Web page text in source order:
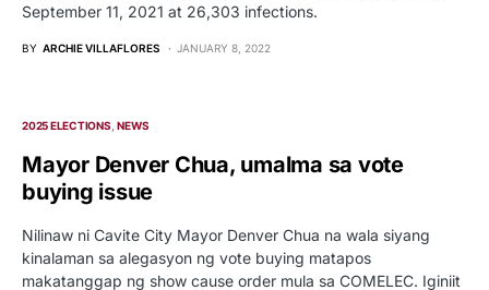
September 11, 2021 at 26,303 infections.
BY ARCHIE VILLAFLORES JANUARY 8, 2022
2025 ELECTIONS NEWS
Mayor Denver Chua, umalma sa vote
buying issue
Nilinaw ni Cavite City Mayor Denver Chua na wala siyang
kinalaman sa alegasyon ng vote buying matapos
makatanggap ng show cause order mula sa COMELEC. Iginiit